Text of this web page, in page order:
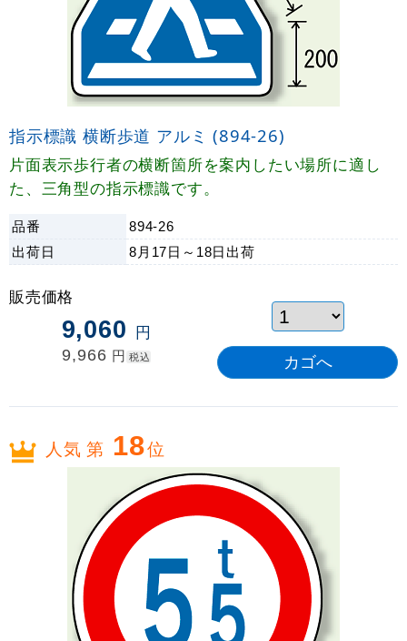
指示標識 横断歩道 アルミ (894-26)
片面表示歩行者の横断箇所を案内したい場所に適し
た、三角型の指示標識です。
品番 894-26
出荷日 8月17日～18日 出荷
販売価格
9,060 円
9,966 円 税込
人気 第 18位